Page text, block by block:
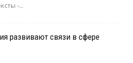
-...
развивают связи в сфере